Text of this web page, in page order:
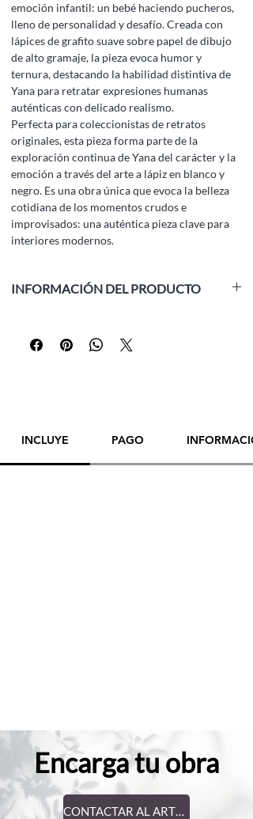
emoción infantil: un bebé haciendo pucheros,
lleno de personalidad y desafío. Creada con
lápices de grafito suave sobre papel de dibujo
de alto gramaje, la pieza evoca humor y
ternura, destacando la habilidad distintiva de
Yana para retratar expresiones humanas
auténticas con delicado realismo.
Perfecta para coleccionistas de retratos
originales, esta pieza forma parte de la
exploración continua de Yana del carácter y la
emoción a través del arte a lápiz en blanco y
negro. Es una obra única que evoca la belleza
cotidiana de los momentos crudos e
improvisados: una auténtica pieza clave para
interiores modernos.
INFORMACIÓN DEL PRODUCTO
14,8 x 21,0 cm (5,8 x 8,3 pulgadas)
Año:2024
AL ARTISTA
PARA REALIZAR UNA COMPRA!
INCLUYE PAGO
Encarga tu obra
CONTACTAR AL ARTISTA